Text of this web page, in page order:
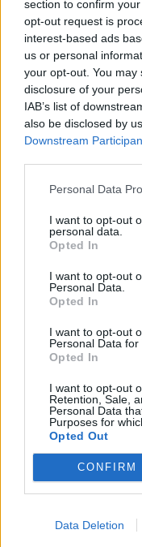
section to confirm
opt-out request is
interest-based ads
us or personal
your opt-out. You
disclosure of your
IAB’s list of
also be disclosed by
Downstream
Personal Data
I want to opt-out
personal data.
Opted In
I want to opt-out
Personal Data.
Opted In
I want to opt-out
Personal Data for
Opted In
I want to opt-out
Retention, Sale,
Personal Data
Purposes for
Opted Out
CONFIRM
Data Deletion
μίλησε στο Live
ξεκληρίστηκε
«Είχε
όροφο και
την αστυνομία
ψυχολογικά
έβγαινε και
της λέγαμε να
προσπαθησετε να
κόρης σου», είπε
Εκείνη τη μέρα
πήρε η Αστυνομια
Έμεινε για 15-20
φορές», κατέληξε.